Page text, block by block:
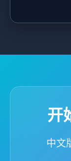
开
中文